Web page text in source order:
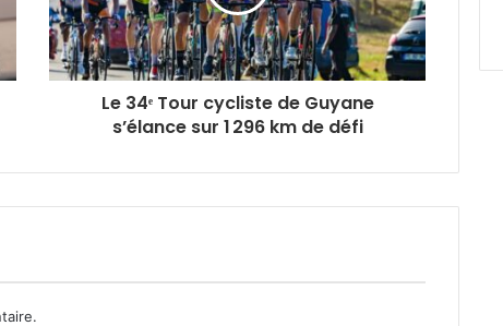
Le 34ᵉ Tour cycliste de Guyane
s’élance sur 1 296 km de défi